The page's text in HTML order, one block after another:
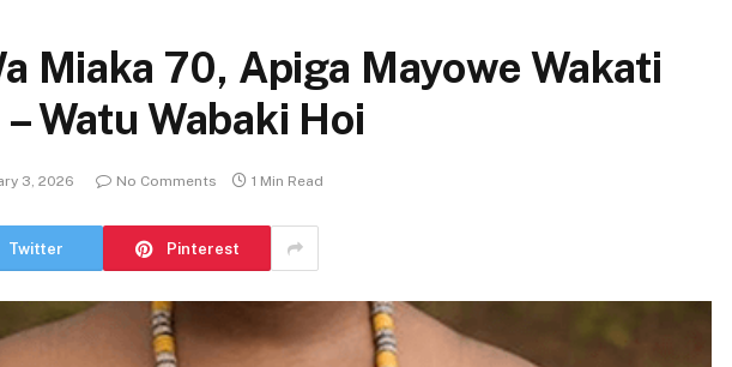
Miaka 70, Apiga Mayowe Wakati
Watu Wabaki Hoi
3, 2026 No Comments 1 Min Read
Twitter Pinterest